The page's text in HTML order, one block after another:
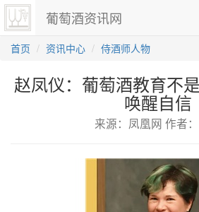
葡萄酒资讯网
首页 资讯中心 侍酒师人物
赵凤仪：葡萄酒教育不
唤醒自信
来源：凤凰网 作者